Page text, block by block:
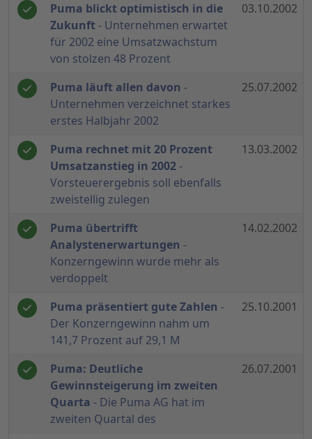
Puma blickt optimistisch in die
Zukunft- Unternehmen erwartet
für 2002 eine Umsatzwachstum
von stolzen 48 Prozent
03.10.2002
Puma läuft allen davon -
Unternehmen verzeichnet starkes
erstes Halbjahr 2002
25.07.2002
Puma rechnet mit 20 Prozent
Umsatzanstieg in 2002-
Vorsteuerergebnis soll ebenfalls
zweistellig zulegen
13.03.2002
Puma übertrifft
Analystenerwartungen -
Konzerngewinn wurde mehr als
verdoppelt
14.02.2002
Puma präsentiert gute Zahlen -
Der Konzerngewinn nahm um
141,7 Prozent auf 29,1 M
25.10.2001
Puma: Deutliche
Gewinnsteigerung im zweiten
Quarta - Die Puma AG hat im
zweiten Quartal des
26.07.2001